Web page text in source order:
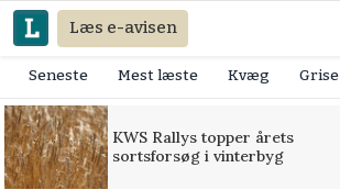
Læs e-avisen
Seneste Mest læste Kvæg Grise
KWS Rallys topper årets
sortsforsøg i vinterbyg